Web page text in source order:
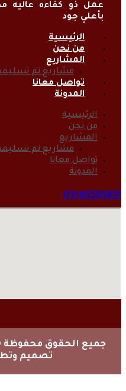
عمل ذو كفاءه عاليه
بأعلي جود
الرئيسية
من نحن
المشاريع
مشاريع تم
تواصل معانا
المدونة
الرئيسية
من نحن
المشاريع
مشاريع تم
تواصل معانا
المدونة
01146591815
جميع الحقوق محفوظة ©
تصميم